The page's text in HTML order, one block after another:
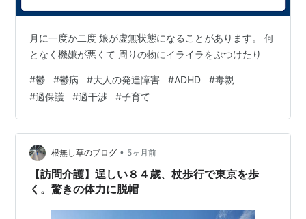
月に一度か二度 娘が虚無状態になることがあります。 何
となく機嫌が悪くて 周りの物にイライラをぶつけたり
#鬱 #鬱病 #大人の発達障害 #ADHD #毒親
#過保護 #過干渉 #子育て
根無し草のブログ • 5ヶ月前
【訪問介護】逞しい８４歳、杖歩行で東京を歩
く。驚きの体力に脱帽